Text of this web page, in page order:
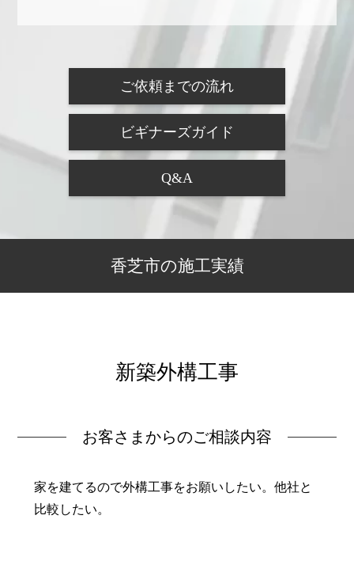
ご依頼までの流れ
ビギナーズガイド
Q&A
香芝市の施工実績
新築外構工事
お客さまからのご相談内容
家を建てるので外構工事をお願いしたい。他社と
比較したい。